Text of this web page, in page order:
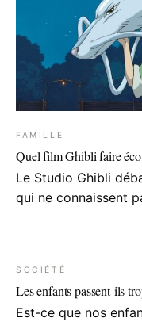
FAMILLE
Quel film Ghibli faire
Le Studio Ghibli
qui ne connaissent
SOCIÉTÉ
Les enfants passent-ils
Est-ce que nos